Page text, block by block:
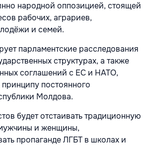
народной оппозицией, стоящей
рабочих, аграриев,
и семей.
парламентские расследования
структурах, а также
соглашений с ЕС и НАТО,
постоянного
Молдова.
будет отстаивать традиционную
и женщины,
пропаганде ЛГБТ в школах и